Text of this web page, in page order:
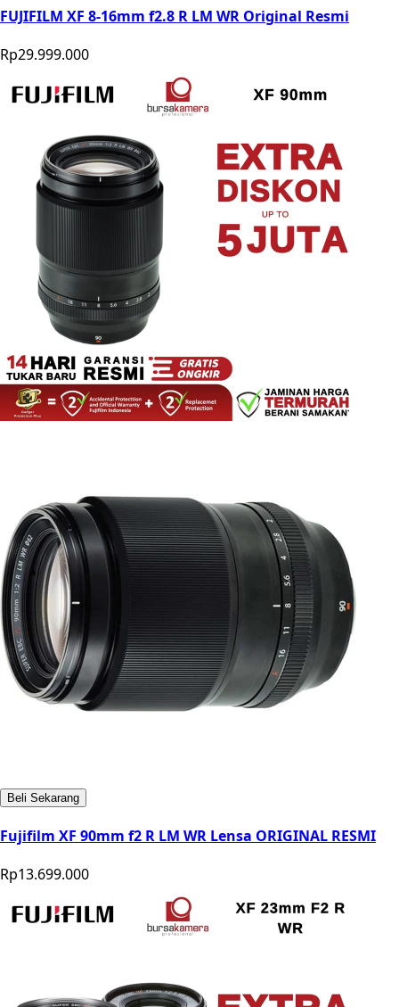
FUJIFILM XF 8-16mm f2.8 R LM WR Original Resmi
Rp29.999.000
Beli Sekarang
Fujifilm XF 90mm f2 R LM WR Lensa ORIGINAL RESMI
Rp13.699.000